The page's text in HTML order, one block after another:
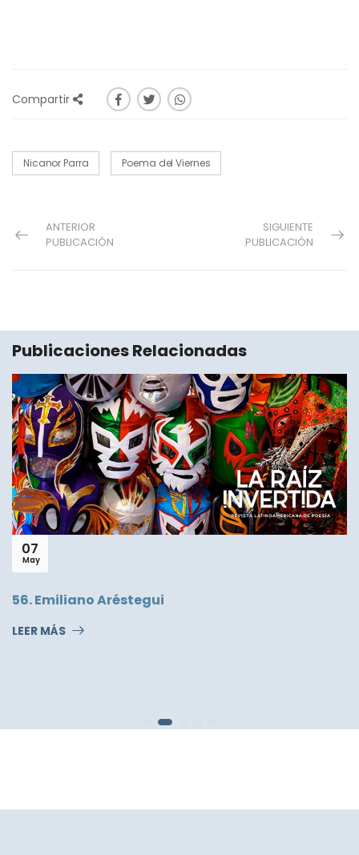
Compartir
Nicanor Parra Poema del Viernes
ANTERIOR
PUBLICACIÓN
SIGUIENTE
PUBLICACIÓN
Publicaciones Relacionadas
07
May
56. Emiliano Aréstegui
LEER MÁS